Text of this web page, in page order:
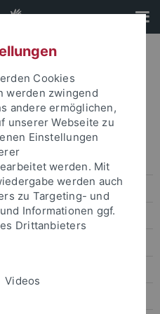
Politik
Cookies
werden zwingend
andere ermöglichen,
unserer Webseite zu
Einstellungen
werden. Mit
werden auch
zu Targeting- und
Informationen ggf.
Drittanbieters
Videos